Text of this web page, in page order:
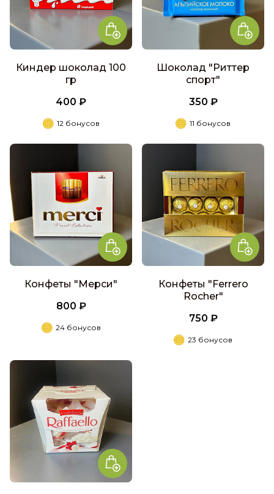
Киндер шоколад 100
гр
400 ₽
12 бонусов
Шоколад "Риттер
спорт"
350 ₽
11 бонусов
Конфеты "Мерси"
800 ₽
24 бонусов
Конфеты "Ferrero
Rocher"
750 ₽
23 бонусов